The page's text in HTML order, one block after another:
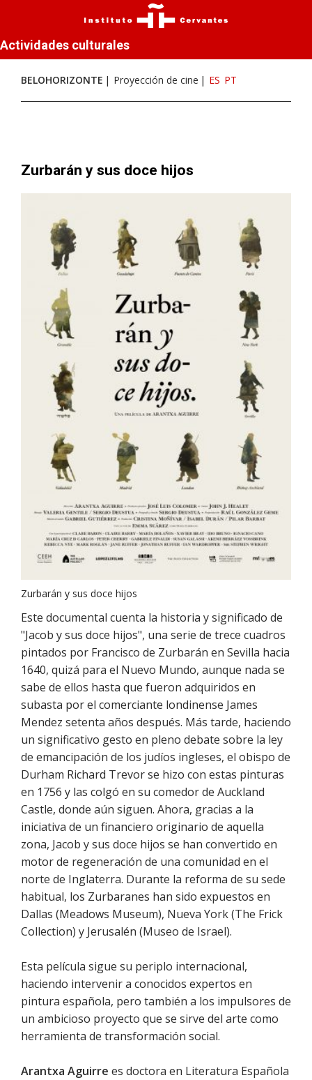
Actividades culturales
BELOHORIZONTE Proyección de cine ES PT
Zurbarán y sus doce hijos
Zurbarán y sus doce hijos
Este documental cuenta la historia y significado de
"Jacob y sus doce hijos", una serie de trece cuadros
pintados por Francisco de Zurbarán en Sevilla hacia
1640, quizá para el Nuevo Mundo, aunque nada se
sabe de ellos hasta que fueron adquiridos en
subasta por el comerciante londinense James
Mendez setenta años después. Más tarde, haciendo
un significativo gesto en pleno debate sobre la ley
de emancipación de los judíos ingleses, el obispo de
Durham Richard Trevor se hizo con estas pinturas
en 1756 y las colgó en su comedor de Auckland
Castle, donde aún siguen. Ahora, gracias a la
iniciativa de un financiero originario de aquella
zona, Jacob y sus doce hijos se han convertido en
motor de regeneración de una comunidad en el
norte de Inglaterra. Durante la reforma de su sede
habitual, los Zurbaranes han sido expuestos en
Dallas (Meadows Museum), Nueva York (The Frick
Collection) y Jerusalén (Museo de Israel).
Esta película sigue su periplo internacional,
haciendo intervenir a conocidos expertos en
pintura española, pero también a los impulsores de
un ambicioso proyecto que se sirve del arte como
herramienta de transformación social.
Arantxa Aguirre es doctora en Literatura Española